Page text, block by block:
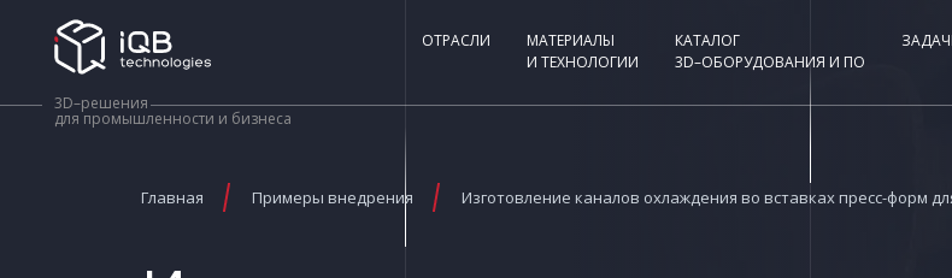
3D–решения
для промышленности и бизнеса
ОТРАСЛИ
МАТЕРИАЛЫ
И ТЕХНОЛОГИИ
КАТАЛОГ
3D–ОБОРУДОВАНИЯ И ПО
Главная Примеры внедрения Изготовление каналов охлаждения во вставках пресс-форм